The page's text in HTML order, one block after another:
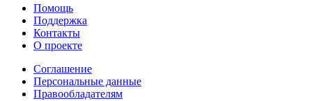
Помощь
Поддержка
Контакты
О проекте
Соглашение
Персональные данные
Правообладателям